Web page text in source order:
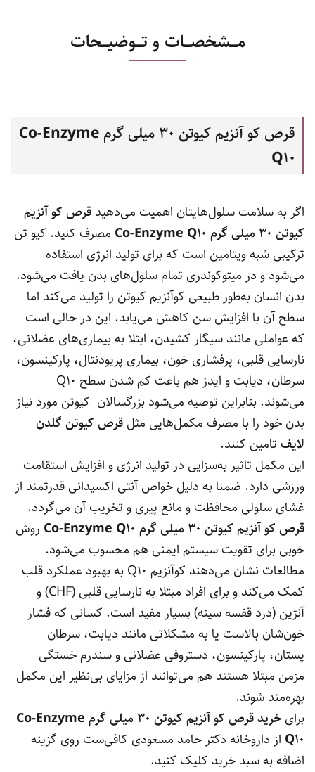
مـــشخصـــات و تـــوضیـــحات
قرص کو آنزیم کیوتن 30 میلی گرم
Co-Enzyme
Q10
اگر به سلامت سلول‌هایتان اهمیت می‌دهید قرص کو آنزیم
کیوتن 30 میلی گرم
Co-Enzyme Q10
مصرف کنید. کیو تن
ترکیبی شبه ویتامین است که برای تولید انرژی استفاده
می‌شود و در میتوکوندری تمام سلول‌های بدن یافت می‌شود.
بدن انسان به‌طور طبیعی کوآنزیم کیوتن را تولید می‌کند اما
سطح آن با افزایش سن کاهش می‌یابد. این در حالی است
که عواملی مانند سیگار کشیدن، ابتلا به بیماری‌های عضلانی،
نارسایی قلبی، پرفشاری خون، بیماری پریودنتال، پارکینسون،
سرطان، دیابت و ایدز هم باعث کم شدن سطح Q10
می‌شوند. بنابراین توصیه می‌شود بزرگسالان کیوتن مورد نیاز
بدن خود را با مصرف مکمل‌هایی مثل قرص کیوتن گلدن
لایف تامین کنند.
این مکمل تاثیر به‌سزایی در تولید انرژی و افزایش استقامت
ورزشی دارد. ضمنا به دلیل خواص آنتی اکسیدانی قدرتمند از
غشای سلولی محافظت و مانع پیری و تخریب آن می‌گردد.
قرص کو آنزیم کیوتن 30 میلی گرم
Co-Enzyme Q10
روش
خوبی برای تقویت سیستم ایمنی هم محسوب می‌شود.
مطالعات نشان می‌دهند کوآنزیم Q10 به بهبود عملکرد قلب
کمک می‌کند و برای افراد مبتلا به نارسایی قلبی (CHF) و
آنژین (درد قفسه سینه) بسیار مفید است. کسانی که فشار
خون‌شان بالاست یا به مشکلاتی مانند دیابت، سرطان
پستان، پارکینسون، دستروفی عضلانی و سندرم خستگی
مزمن مبتلا هستند هم می‌توانند از مزایای بی‌نظیر این مکمل
بهره‌مند شوند.
برای خریدقرص کو آنزیم کیوتن 30 میلی گرم
Co-Enzyme
Q10
از داروخانه دکتر حامد مسعودی کافی‌ست روی گزینه
اضافه به سبد خرید کلیک کنید.